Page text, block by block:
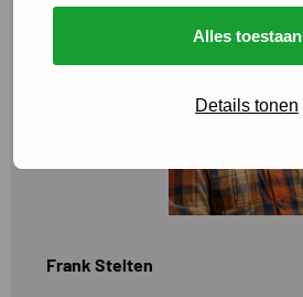
Alles toestaan
Details tonen
Frank Stelten